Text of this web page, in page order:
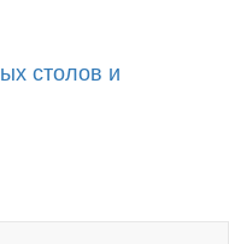
столов и